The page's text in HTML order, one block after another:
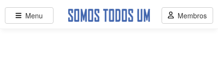
Menu Membros